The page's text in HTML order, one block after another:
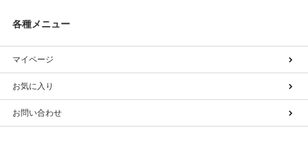
各種メニュー
マイページ
お気に入り
お問い合わせ